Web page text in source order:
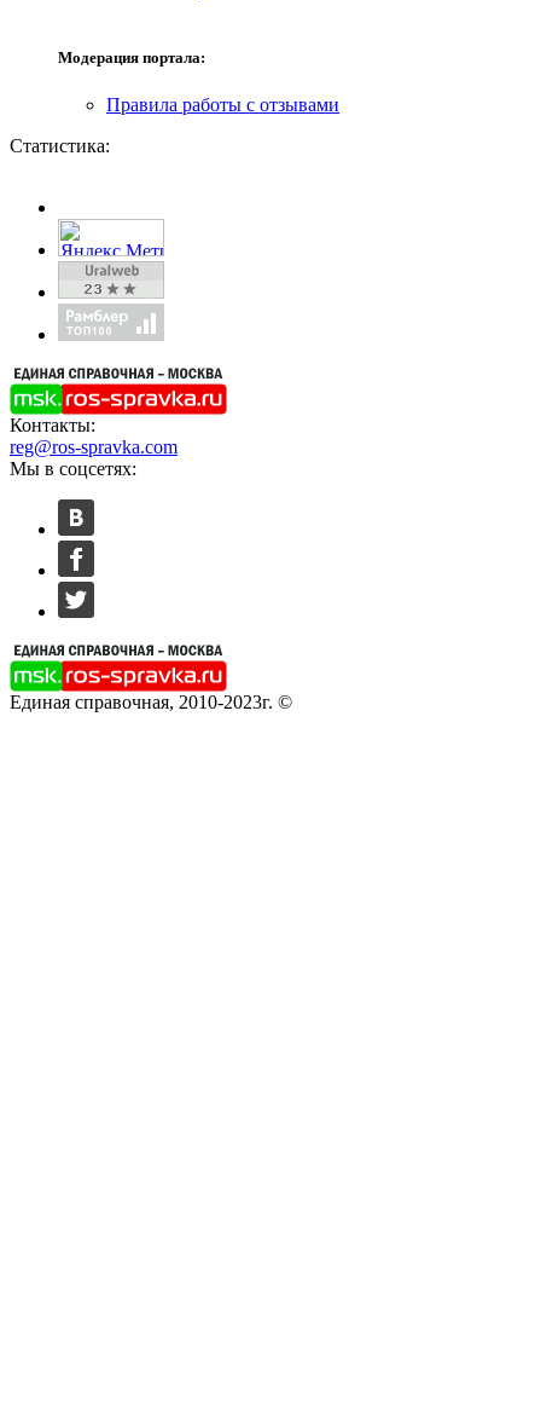
Модерация портала:
Правила работы с отзывами
Статистика:
Контакты:
reg@ros-spravka.com
Мы в соцсетях:
Единая справочная, 2010-2023г. ©